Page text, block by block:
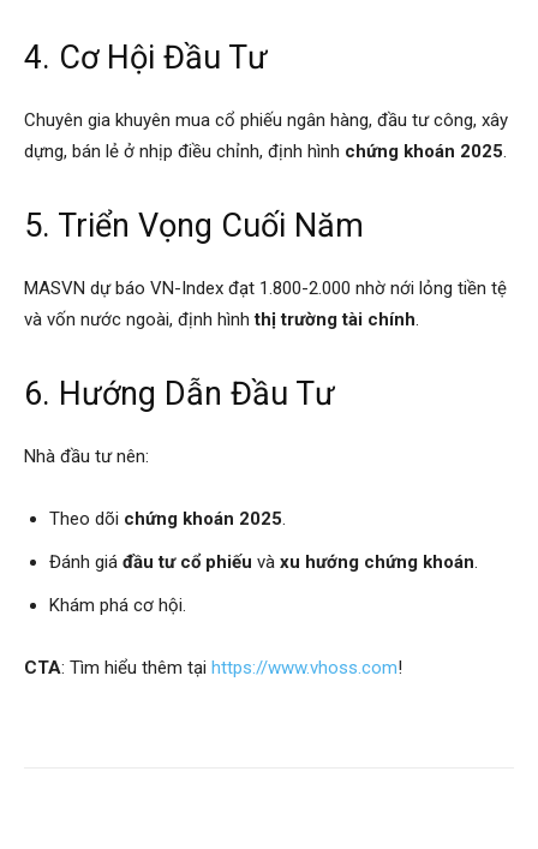
4. Cơ Hội Đầu Tư
Chuyên gia khuyên mua cổ phiếu ngân hàng, đầu tư công, xây
dựng, bán lẻ ở nhịp điều chỉnh, định hình chứng khoán 2025.
5. Triển Vọng Cuối Năm
MASVN dự báo VN-Index đạt 1.800-2.000 nhờ nới lỏng tiền tệ
và vốn nước ngoài, định hìnhthị trường tài chính.
6. Hướng Dẫn Đầu Tư
Nhà đầu tư nên:
Theo dõi chứng khoán 2025.
Đánh giá đầu tư cổ phiếu và xu hướng chứng khoán.
Khám phá cơ hội.
CTA: Tìm hiểu thêm tại https://www.vhoss.com!